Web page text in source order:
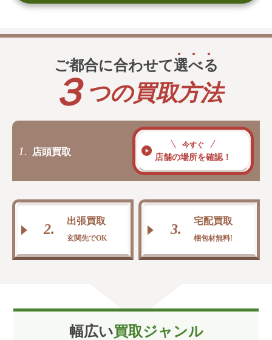
ご都合に合わせて選べる
３ つの買取方法
1. 店頭買取
今すぐ
店舗の場所を確認！
2.
出張買取
玄関先でOK
3.
宅配買取
梱包材無料!
幅広い買取ジャンル